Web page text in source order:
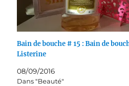
Bain de bouche # 15 : Bain de
Listerine
08/09/2016
Dans "Beauté"